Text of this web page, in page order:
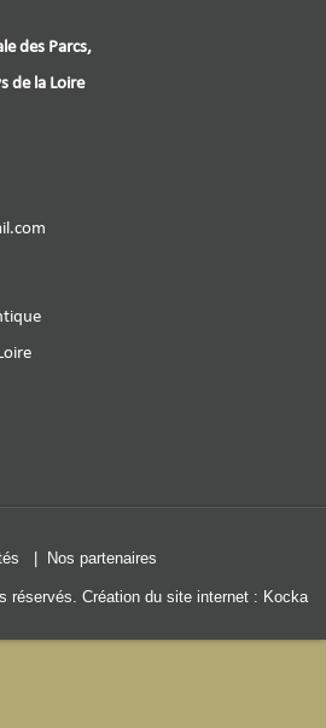
des Parcs,
de la Loire
Nos partenaires
réservés. Création du site internet : Kocka